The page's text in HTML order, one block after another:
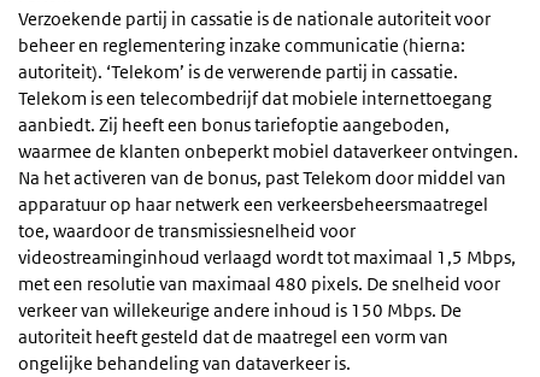
Verzoekende partij in cassatie is de nationale autoriteit voor
beheer en reglementering inzake communicatie (hierna:
autoriteit). ‘Telekom’ is de verwerende partij in cassatie.
Telekom is een telecombedrijf dat mobiele internettoegang
aanbiedt. Zij heeft een bonus tariefoptie aangeboden,
waarmee de klanten onbeperkt mobiel dataverkeer ontvingen.
Na het activeren van de bonus, past Telekom door middel van
apparatuur op haar netwerk een verkeersbeheersmaatregel
toe, waardoor de transmissiesnelheid voor
videostreaminginhoud verlaagd wordt tot maximaal 1,5 Mbps,
met een resolutie van maximaal 480 pixels. De snelheid voor
verkeer van willekeurige andere inhoud is 150 Mbps. De
autoriteit heeft gesteld dat de maatregel een vorm van
ongelijke behandeling van dataverkeer is.